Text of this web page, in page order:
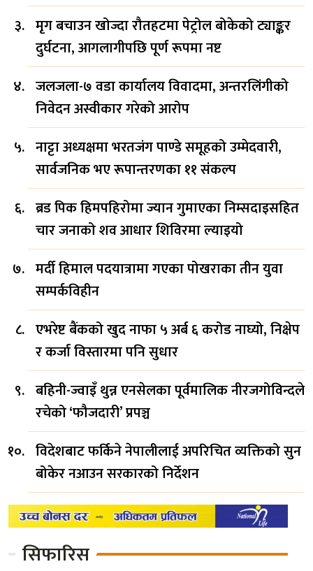
मृग बचाउन खोज्दा रौतहटमा पेट्रोल बोकेको ट्याङ्कर
दुर्घटना, आगलागीपछि पूर्ण रूपमा नष्ट
जलजला-७ वडा कार्यालय विवादमा, अन्तरलिंगीको
निवेदन अस्वीकार गरेको आरोप
नाट्टा अध्यक्षमा भरतजंग पाण्डे समूहको उम्मेदवारी,
सार्वजनिक भए रूपान्तरणका ११ संकल्प
ब्रड पिक हिमपहिरोमा ज्यान गुमाएका निम्सदाइसहित
चार जनाको शव आधार शिविरमा ल्याइयो
मर्दी हिमाल पदयात्रामा गएका पोखराका तीन युवा
सम्पर्कविहीन
एभरेष्ट बैंकको खुद नाफा ५ अर्ब ६ करोड नाघ्यो, निक्षेप
र कर्जा विस्तारमा पनि सुधार
बहिनी-ज्वाइँ थुन्न एनसेलका पूर्वमालिक नीरजगोविन्दले
रचेको ‘फौजदारी’ प्रपञ्च
विदेशबाट फर्किने नेपालीलाई अपरिचित व्यक्तिको सुन
बोकेर नआउन सरकारको निर्देशन
सिफारिस